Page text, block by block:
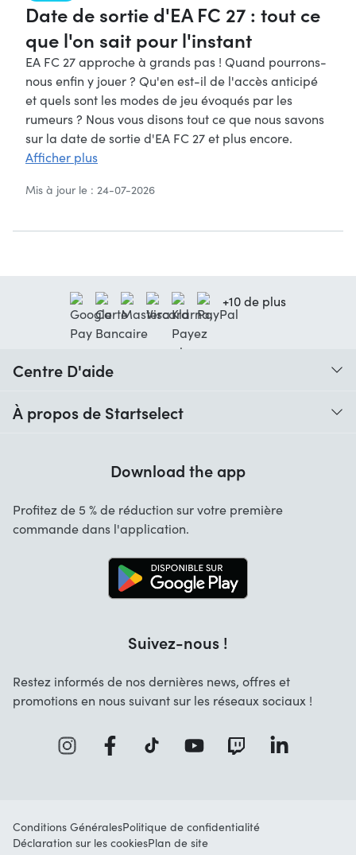
Date de sortie d'EA FC 27 : tout ce
que l'on sait pour l'instant
EA FC 27 approche à grands pas ! Quand pourrons-
nous enfin y jouer ? Qu'en est-il de l'accès anticipé
et quels sont les modes de jeu évoqués par les
rumeurs ? Nous vous disons tout ce que nous savons
sur la date de sortie d'EA FC 27 et plus encore.
Afficher plus
Mis à jour le : 24-07-2026
+10 de plus
Centre D'aide
Aide avec les codes
Contact
À propos de Startselect
Startselect App
Recrutement
Solutions d'entreprise
Download the app
Profitez de 5 % de réduction sur votre première
commande dans l'application.
Suivez-nous !
Restez informés de nos dernières news, offres et
promotions en nous suivant sur les réseaux sociaux !
Conditions GénéralesPolitique de confidentialité
Déclaration sur les cookiesPlan de site